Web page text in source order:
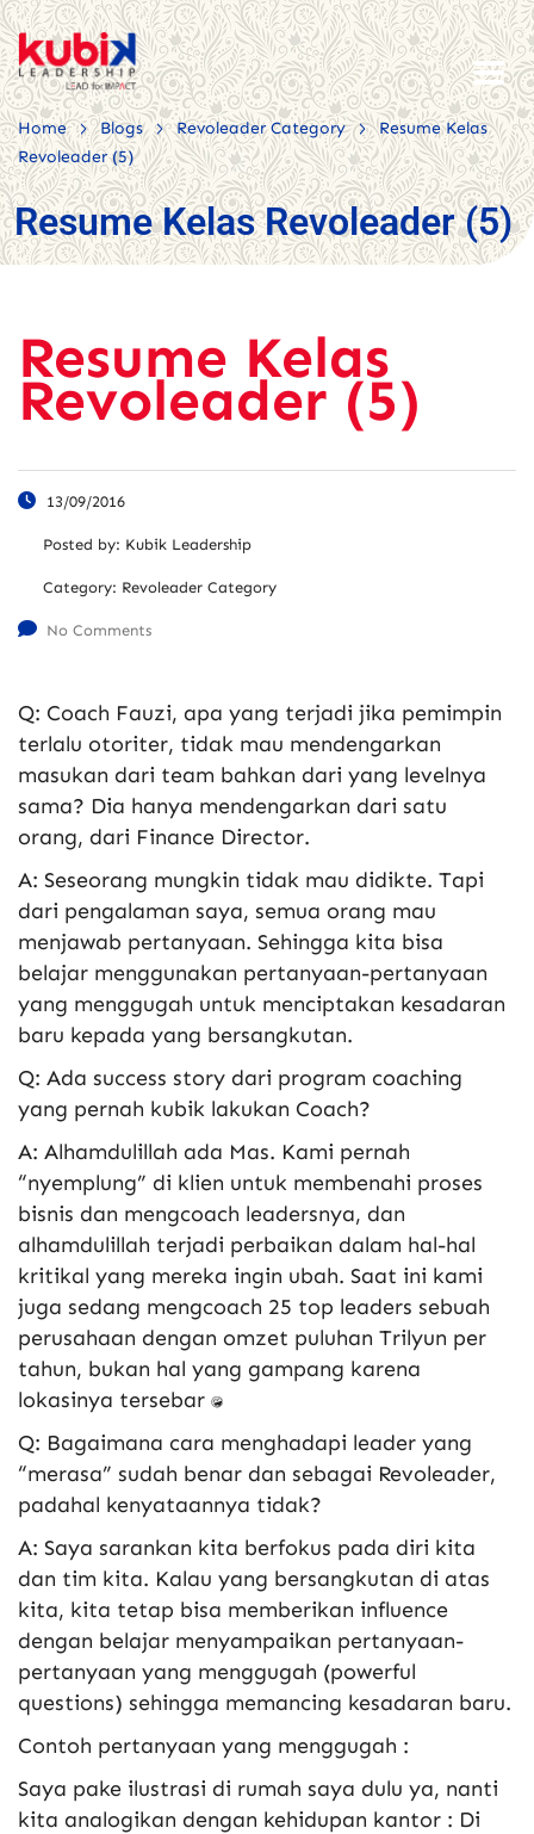
Home > Blogs > Revoleader Category >
Resume Kelas
Revoleader (5)
Resume Kelas Revoleader (5)
Resume Kelas
Revoleader (5)
13/09/2016
Posted by: Kubik Leadership
Category: Revoleader Category
No Comments
Q: Coach Fauzi, apa yang terjadi jika pemimpin
terlalu otoriter, tidak mau mendengarkan
masukan dari team bahkan dari yang levelnya
sama? Dia hanya mendengarkan dari satu
orang, dari Finance Director.
A: Seseorang mungkin tidak mau didikte. Tapi
dari pengalaman saya, semua orang mau
menjawab pertanyaan. Sehingga kita bisa
belajar menggunakan pertanyaan-pertanyaan
yang menggugah untuk menciptakan kesadaran
baru kepada yang bersangkutan.
Q: Ada success story dari program coaching
yang pernah kubik lakukan Coach?
A: Alhamdulillah ada Mas. Kami pernah
“nyemplung” di klien untuk membenahi proses
bisnis dan mengcoach leadersnya, dan
alhamdulillah terjadi perbaikan dalam hal-hal
kritikal yang mereka ingin ubah. Saat ini kami
juga sedang mengcoach 25 top leaders sebuah
perusahaan dengan omzet puluhan Trilyun per
tahun, bukan hal yang gampang karena
lokasinya tersebar :D
Q: Bagaimana cara menghadapi leader yang
“merasa” sudah benar dan sebagai Revoleader,
padahal kenyataannya tidak?
A: Saya sarankan kita berfokus pada diri kita
dan tim kita. Kalau yang bersangkutan di atas
kita, kita tetap bisa memberikan influence
dengan belajar menyampaikan pertanyaan-
pertanyaan yang menggugah (powerful
questions) sehingga memancing kesadaran baru.
Contoh pertanyaan yang menggugah :
Saya pake ilustrasi di rumah saya dulu ya, nanti
kita analogikan dengan kehidupan kantor : Di